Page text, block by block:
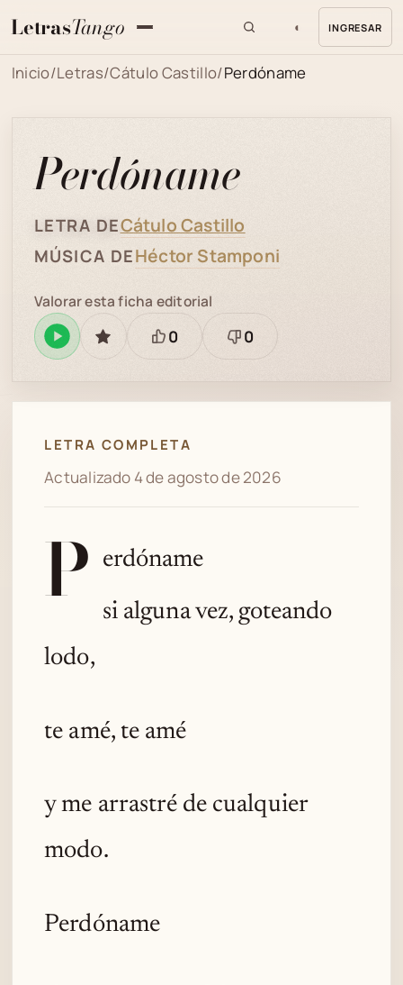
LetrasTango ◐ INGRESAR
Inicio/Letras/Cátulo Castillo/Perdóname
Perdóname
LETRA DECátulo Castillo
MÚSICA DEHéctor Stamponi
ReproducirGUARDAR
Valorar esta ficha editorial
Está
0
Necesita
0
LETRA COMPLETA
Actualizado 4 de agosto de 2026
P erdóname
si alguna vez, goteando
lodo,
te amé, te amé
y me arrastré de cualquier
modo.
Perdóname